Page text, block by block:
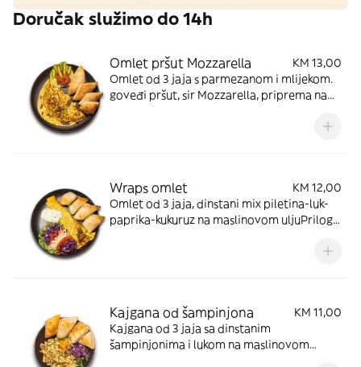
Doručak služimo do 14h
Omlet pršut Mozzarella
KM 13,00
Omlet od 3 jaja s parmezanom i mlijekom.
goveđi pršut, sir Mozzarella, priprema na
Wraps omlet
KM 12,00
Omlet od 3 jaja, dinstani mix piletina-luk-
paprika-kukuruz na maslinovom uljuPrilog:
Kajgana od šampinjona
KM 11,00
Kajgana od 3 jaja sa dinstanim
šampinjonima i lukom na maslinovom